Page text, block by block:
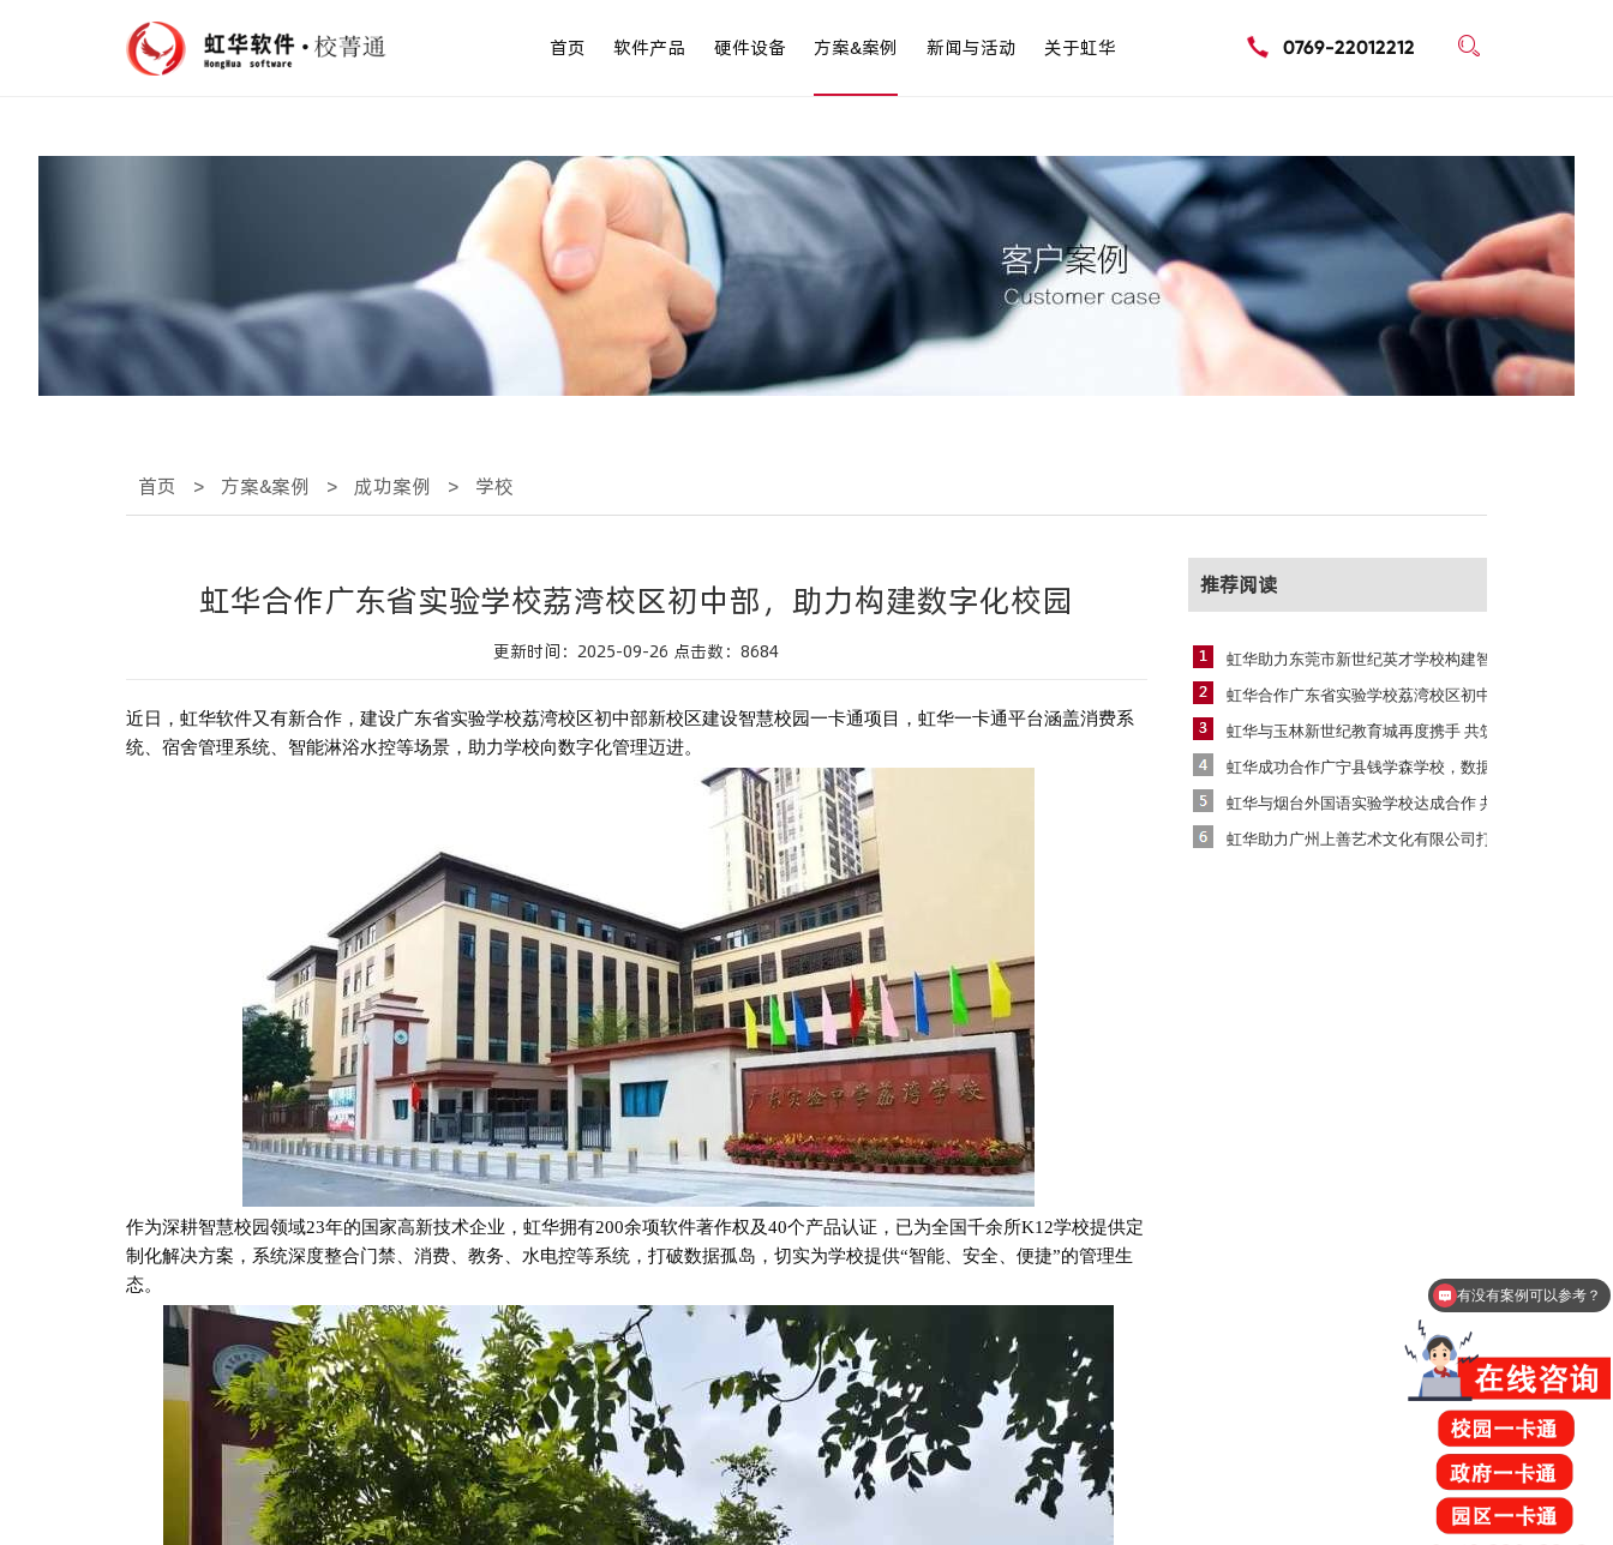
首页 软件产品 硬件设备 方案&案例 新闻与活动 关于虹华 0769-22012212 
首页 > 方案&案例 > 成功案例 > 学校
虹华合作广东省实验学校荔湾校区初中部，助力构建数字化校园
更新时间：2025-09-26 点击数：8684
近日， 虹华软件又有新合作，建设广东省实验学校荔湾校区初中部新校区建设智慧校园一卡通项目， 虹华一卡通平台涵盖消费系
统、宿舍管理系统、 智能淋浴水控等场景，助力学校向数字化管理迈进。
作为深耕智慧校园领域23年的国家高新技术企业，虹华拥有200余项软件著作权及40个产品认证，已为全国千余所K12学校提供定
制化解决方案，系统深度整合门禁、消费、教务、水电控等系统，打破数据孤岛，切实为学校提供“智能、安全、便捷”的管理生
态。
推荐阅读
虹华助力‌东莞市新世纪英才学校构建智慧校
虹华合作广东省实验学校荔湾校区初中部，助
虹华与玉林新世纪教育城再度携手 共筑北流
虹华成功合作广宁县钱学森学校，数据驱动校
虹华与烟台外国语实验学校达成合作 共启智
虹华助力广州上善艺术文化有限公司打造智慧
可以介绍下你们的产品么？